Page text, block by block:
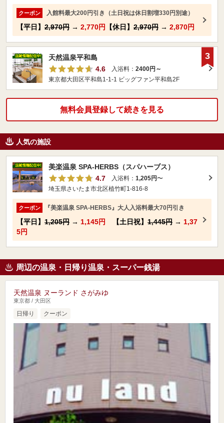
クーポン 入館料最大200円引き（土日祝は休日割増330円別途）
【平日】 2,970円 → 2,770円 【休日】 2,970円 → 2,870円
天然温泉平和島
4.6
入浴料： 2400円～
東京都大田区平和島1-1-1 ビッグファン平和島2F
3
無料会員登録して続きを見る
人気の施設
美楽温泉 SPA-HERBS（スパハーブス）
4.7
入浴料： 1,205円〜
埼玉県さいたま市北区植竹町1-816-8
クーポン 『美楽温泉 SPA-HERBS』大人入浴料最大70円引き
【平日】 1,205円 → 1,145円 【土日祝】 1,445円 → 1,37
5円
周辺の温泉・日帰り温泉・スーパー銭湯
天然温泉 ヌーランド さがみゆ
東京都 / 大田区
日帰り クーポン